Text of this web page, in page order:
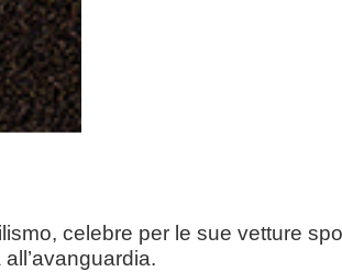
celebre per le sue vetture